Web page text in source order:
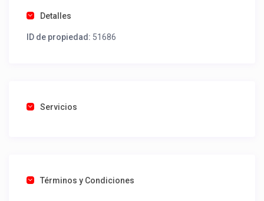
Detalles
ID de propiedad: 51686
Servicios
Términos y Condiciones